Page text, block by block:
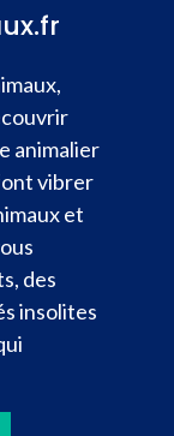
animalier
vibrer
et
des
insolites